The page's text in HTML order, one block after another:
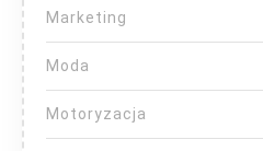
Marketing
Moda
Motoryzacja